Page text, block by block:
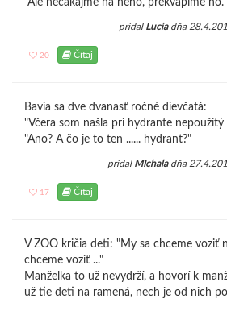
"Ale nečakajme na neho, prekvapíme ho."
pridal Luciadňa
20 Čítaj
Bavia sa dve dvanasť ročné dievčatá:
"Včera som našla pri hydrante nepoužitý
"Ano? A čo je to ten ...... hydrant?"
pridal MIchaladňa
17 Čítaj
V ZOO kričia deti: "My sa chceme voziť
chceme voziť ..."
Manželka to už nevydrží, a hovorí k
už tie deti na ramená, nech je od nich